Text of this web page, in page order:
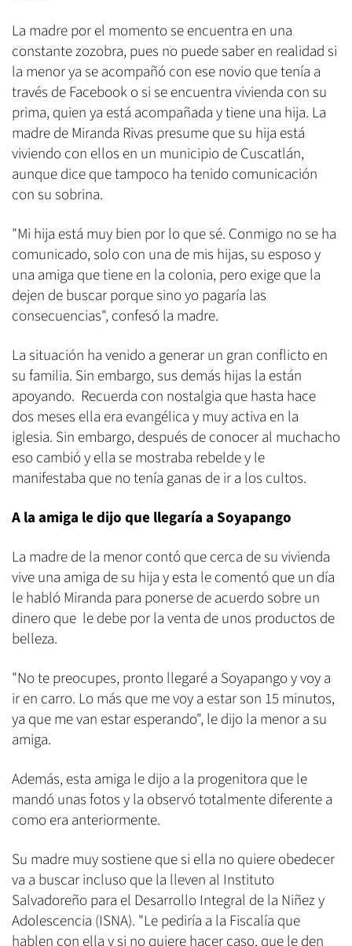
La madre por el momento se encuentra en una
constante zozobra, pues no puede saber en realidad si
la menor ya se acompañó con ese novio que tenía a
través de Facebook o si se encuentra vivienda con su
prima, quien ya está acompañada y tiene una hija. La
madre de Miranda Rivas presume que su hija está
viviendo con ellos en un municipio de Cuscatlán,
aunque dice que tampoco ha tenido comunicación
con su sobrina.
"Mi hija está muy bien por lo que sé. Conmigo no se ha
comunicado, solo con una de mis hijas, su esposo y
una amiga que tiene en la colonia, pero exige que la
dejen de buscar porque sino yo pagaría las
consecuencias", confesó la madre.
La situación ha venido a generar un gran conflicto en
su familia. Sin embargo, sus demás hijas la están
apoyando. Recuerda con nostalgia que hasta hace
dos meses ella era evangélica y muy activa en la
iglesia. Sin embargo, después de conocer al muchacho
eso cambió y ella se mostraba rebelde y le
manifestaba que no tenía ganas de ir a los cultos.
A la amiga le dijo que llegaría a Soyapango
La madre de la menor contó que cerca de su vivienda
vive una amiga de su hija y esta le comentó que un día
le habló Miranda para ponerse de acuerdo sobre un
dinero que le debe por la venta de unos productos de
belleza.
"No te preocupes, pronto llegaré a Soyapango y voy a
ir en carro. Lo más que me voy a estar son 15 minutos,
ya que me van estar esperando", le dijo la menor a su
amiga.
Además, esta amiga le dijo a la progenitora que le
mandó unas fotos y la observó totalmente diferente a
como era anteriormente.
Su madre muy sostiene que si ella no quiere obedecer
va a buscar incluso que la lleven al Instituto
Salvadoreño para el Desarrollo Integral de la Niñez y
Adolescencia (ISNA). "Le pediría a la Fiscalía que